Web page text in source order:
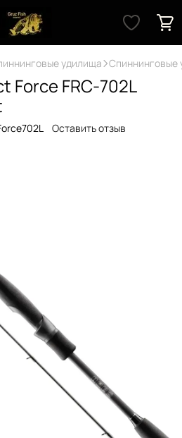
удилища Спиннинговые
Force FRC-702L
Оставить отзыв